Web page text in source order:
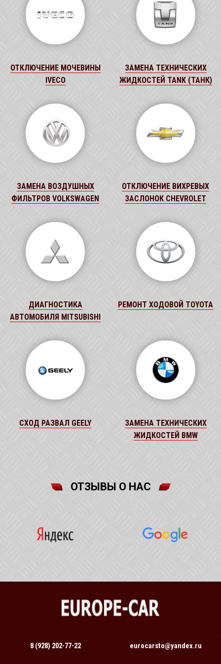
ОТКЛЮЧЕНИЕ МОЧЕВИНЫ
IVECO
ЗАМЕНА ТЕХНИЧЕСКИХ
ЖИДКОСТЕЙ TANK (ТАНК)
ЗАМЕНА ВОЗДУШНЫХ
ФИЛЬТРОВ VOLKSWAGEN
ОТКЛЮЧЕНИЕ ВИХРЕВЫХ
ЗАСЛОНОК CHEVROLET
ДИАГНОСТИКА
АВТОМОБИЛЯ MITSUBISHI
РЕМОНТ ХОДОВОЙ TOYOTA
СХОД РАЗВАЛ GEELY
ЗАМЕНА ТЕХНИЧЕСКИХ
ЖИДКОСТЕЙ BMW
ОТЗЫВЫ О НАС
8 (928) 202-77-22 eurocarsto@yandex.ru